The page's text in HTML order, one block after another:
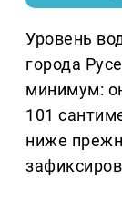
Уровень
города
минимум:
101
ниже